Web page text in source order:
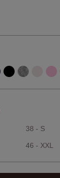
38 - S
46 - XXL